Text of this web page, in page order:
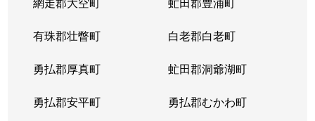
有珠郡壮瞥町 白老郡白老町
勇払郡厚真町 虻田郡洞爺湖町
勇払郡安平町 勇払郡むかわ町